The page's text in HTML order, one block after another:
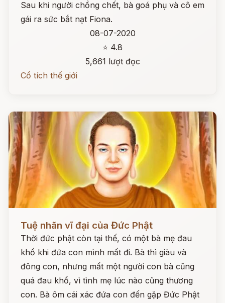
Sau khi người chồng chết, bà goá phụ và cô em
gái ra sức bắt nạt Fiona.
08-07-2020
⭐ 4.8
5,661 lượt đọc
Cổ tích thế giới
Tuệ nhãn vĩ đại của Đức Phật
Thời đức phật còn tại thế, có một bà mẹ đau
khổ khi đứa con mình mất đi. Bà thì giàu và
đông con, nhưng mất một người con bà cũng
quá đau khổ, vì tình mẹ lúc nào cũng thương
con. Bà ôm cái xác đứa con đến gặp Đức Phật